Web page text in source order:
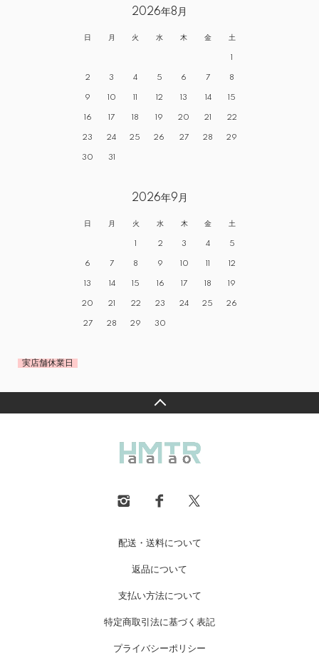
2026年8月
日 月 火 水 木 金 土
1
2 3 4 5 6 7 8
9 10 11 12 13 14 15
16 17 18 19 20 21 22
23 24 25 26 27 28 29
30 31
2026年9月
日 月 火 水 木 金 土
1 2 3 4 5
6 7 8 9 10 11 12
13 14 15 16 17 18 19
20 21 22 23 24 25 26
27 28 29 30
実店舗休業日
配送・送料について
返品について
支払い方法について
特定商取引法に基づく表記
プライバシーポリシー